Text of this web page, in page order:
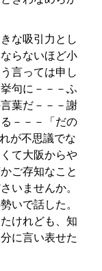
な吸引力とし
らないほど小
言っては申し
句に－－－ふ
葉だ－－－謝
－－－「だの
が不思議でな
て大阪からや
ご存知なこと
いませんか。
いで話した。
けれども、知
に言い表せた